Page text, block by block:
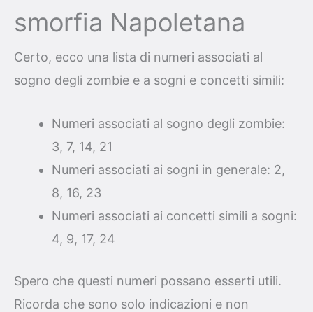
smorfia Napoletana
Certo, ecco una lista di numeri associati al
sogno degli zombie e a sogni e concetti simili:
Numeri associati al sogno degli zombie:
3, 7, 14, 21
Numeri associati ai sogni in generale: 2,
8, 16, 23
Numeri associati ai concetti simili a sogni:
4, 9, 17, 24
Spero che questi numeri possano esserti utili.
Ricorda che sono solo indicazioni e non